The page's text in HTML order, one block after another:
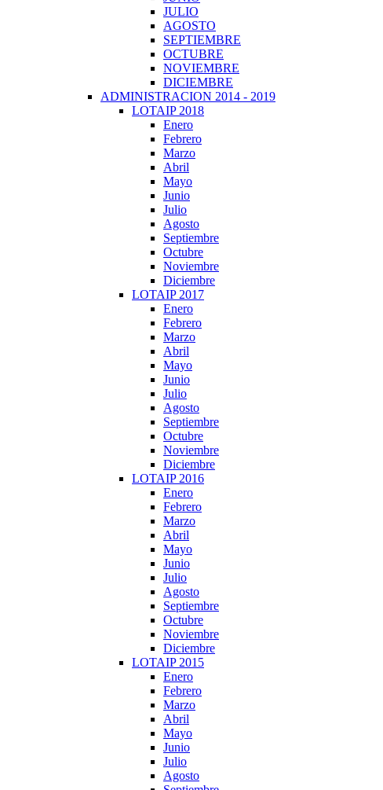
JULIO
AGOSTO
SEPTIEMBRE
OCTUBRE
NOVIEMBRE
DICIEMBRE
ADMINISTRACION 2014 - 2019
LOTAIP 2018
Enero
Febrero
Marzo
Abril
Mayo
Junio
Julio
Agosto
Septiembre
Octubre
Noviembre
Diciembre
LOTAIP 2017
Enero
Febrero
Marzo
Abril
Mayo
Junio
Julio
Agosto
Septiembre
Octubre
Noviembre
Diciembre
LOTAIP 2016
Enero
Febrero
Marzo
Abril
Mayo
Junio
Julio
Agosto
Septiembre
Octubre
Noviembre
Diciembre
LOTAIP 2015
Enero
Febrero
Marzo
Abril
Mayo
Junio
Julio
Agosto